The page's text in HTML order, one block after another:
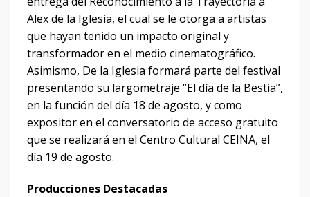
Alex de la Iglesia, el cual se le otorga a artistas
que hayan tenido un impacto original y
transformador en el medio cinematográfico.
Asimismo, De la Iglesia formará parte del festival
presentando su largometraje “El día de la Bestia”,
en la función del día 18 de agosto, y como
expositor en el conversatorio de acceso gratuito
que se realizará en el Centro Cultural CEINA, el
día 19 de agosto.
Producciones Destacadas